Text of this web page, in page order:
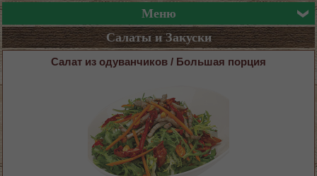
Меню
Салаты и Закуски
Салат из одуванчиков / Большая порция